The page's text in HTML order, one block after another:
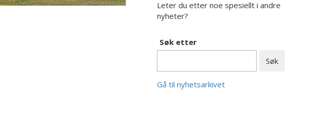
Leter du etter noe spesiellt i andre
nyheter?
Søk etter
Gå til nyhetsarkivet